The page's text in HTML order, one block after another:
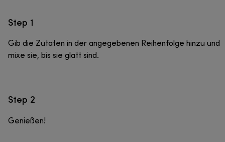
Step 1
Gib die Zutaten in der angegebenen Reihenfolge hinzu und
mixe sie, bis sie glatt sind.
Step 2
Genießen!